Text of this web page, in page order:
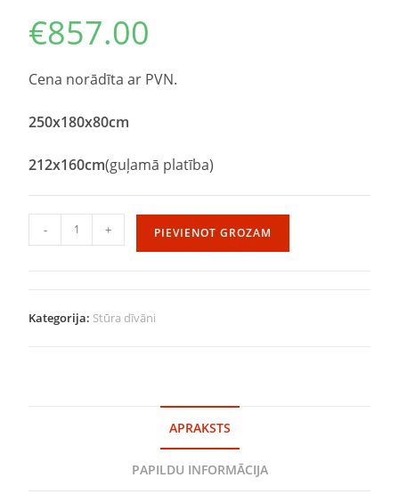
€857.00
Cena norādīta ar PVN.
250x180x80cm
212x160cm(guļamā platība)
- + PIEVIENOT GROZAM
Kategorija: Stūra dīvāni
APRAKSTS
PAPILDU INFORMĀCIJA